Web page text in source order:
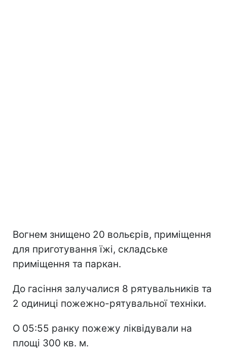
Вогнем знищено 20 вольєрів, приміщення
для приготування їжі, складське
приміщення та паркан.
До гасіння залучалися 8 рятувальників та
2 одиниці пожежно-рятувальної техніки.
О 05:55 ранку пожежу ліквідували на
площі 300 кв. м.